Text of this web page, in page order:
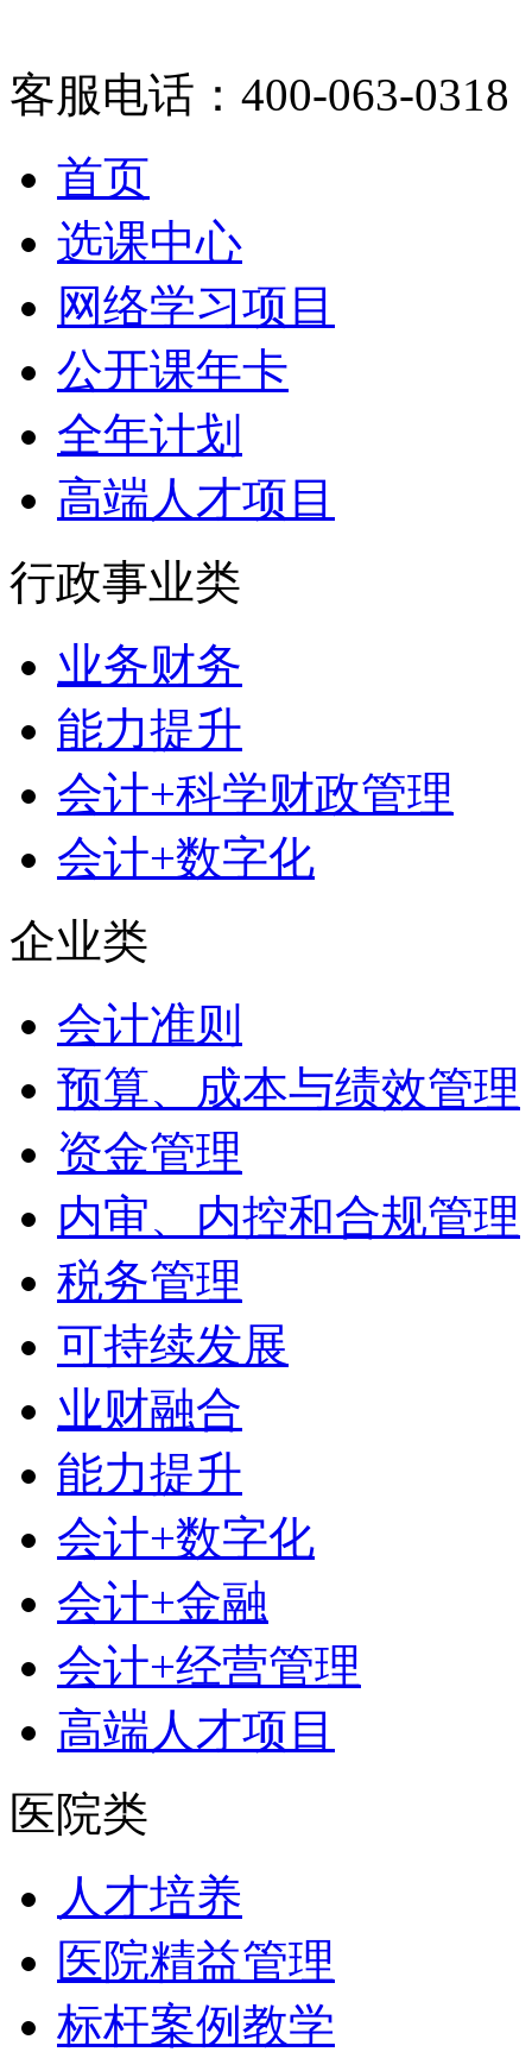
客服电话：400-063-0318
首页
选课中心
网络学习项目
公开课年卡
全年计划
高端人才项目
行政事业类
业务财务
能力提升
会计+科学财政管理
会计+数字化
企业类
会计准则
预算、成本与绩效管理
资金管理
内审、内控和合规管理
税务管理
可持续发展
业财融合
能力提升
会计+数字化
会计+金融
会计+经营管理
高端人才项目
医院类
人才培养
医院精益管理
标杆案例教学